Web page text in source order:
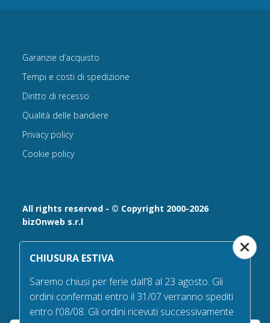
All rights reserved - © Copyright 2000-2026
bizOnweb s.r.l
Via Fratelli Bandiera 18, 25122 - Brescia, Italia
P.IVA 02232630984 - Iscrizione presso la Camera di
n° REA 432569 Capitale sociale versato Euro 25.000,00.
Tel +39.030 6394506
Garanzie d’acquisto
Tempi e costi di spedizione
Diritto di recesso
Qualità delle bandiere
Privacy policy
Cookie policy
CHIUSURA ESTIVA
Saremo chiusi per ferie dall'8 al 23 agosto. Gli
ordini confermati entro il 31/07 verranno spediti
entro l'08/08. Gli ordini ricevuti successivamente